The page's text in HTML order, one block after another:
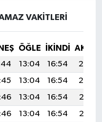
VAKITLERI
ÖĞLE İKINDI
13:04 16:54
20:14
13:04 16:54
20:14
13:04 16:54
20:13
13:04 16:54
20:12